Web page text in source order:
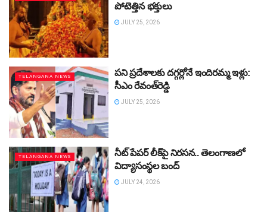
పోటెత్తిన భక్తులు
JULY 25, 2026
TELANGANA NEWS
పని ప్రదేశాలకు దగ్గర్లోనే ఇందిరమ్మ ఇళ్లు:
సీఎం రేవంత్‌రెడ్డి
JULY 25, 2026
TELANGANA NEWS
నీట్‌ పేపర్‌ లీక్‌పై నిరసన.. తెలంగాణలో
విద్యాసంస్థల బంద్‌
JULY 24, 2026